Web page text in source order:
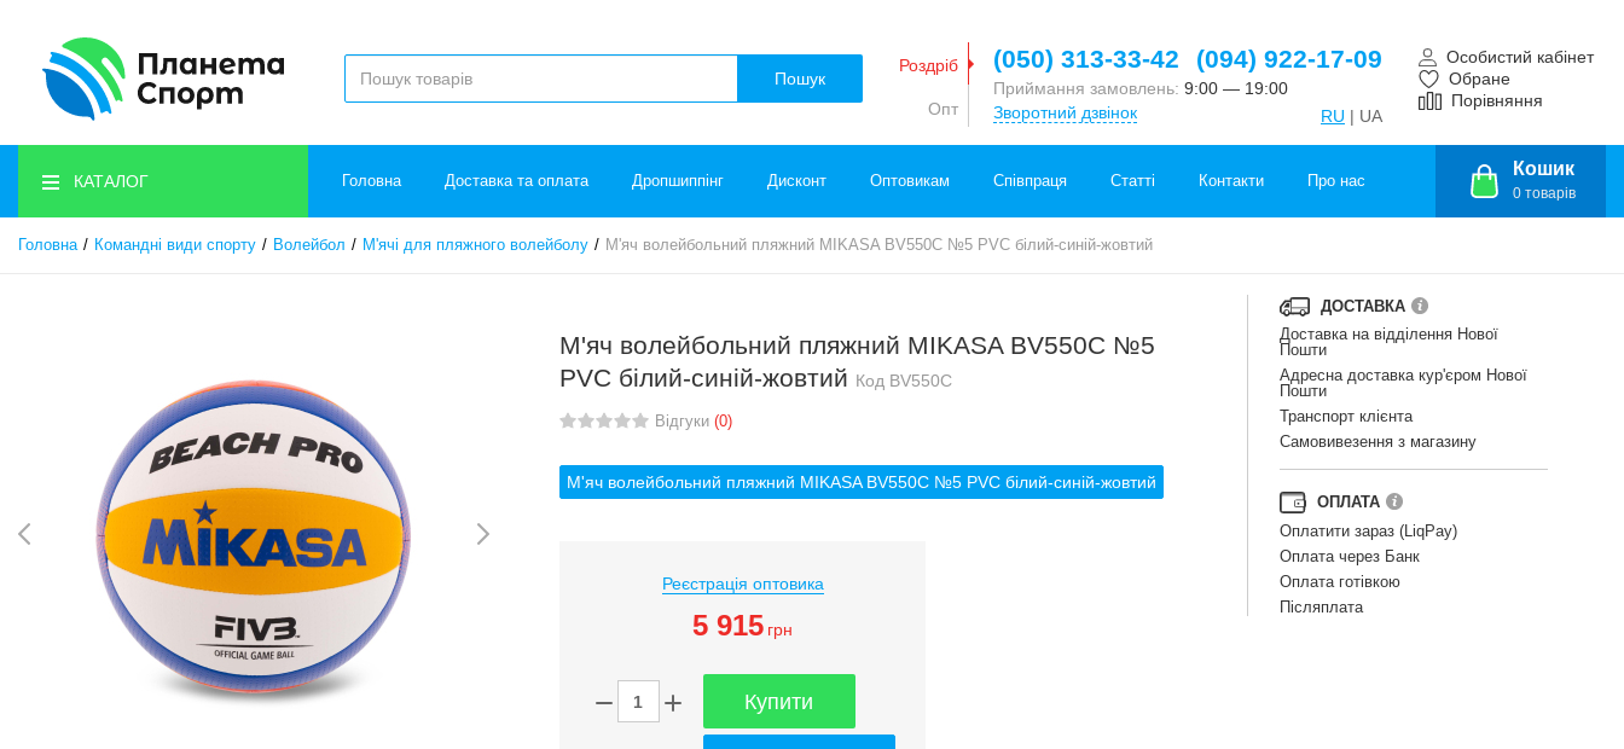
Пошук
Роздріб
Опт
(050) 313-33-42 (094) 922-17-09
Приймання замовлень: 9:00 — 19:00
Зворотний дзвінок
RU | UA
Особистий кабінет
Обране
Порівняння
КАТАЛОГ Головна Доставка та оплата Дропшиппінг Дисконт Оптовикам Співпраця Статті Контакти Про нас
Кошик
0 товарів
Головна Командні види спорту Волейбол М'ячі для пляжного волейболу М'яч волейбольний пляжний MIKASA BV550C №5 PVC білий-синій-жовтий
М'яч волейбольний пляжний MIKASA BV550C №5
PVC білий-синій-жовтий Код BV550C
Відгуки (0)
М'яч волейбольний пляжний MIKASA BV550C №5 PVC білий-синій-жовтий
Реєстрація оптовика
5 915 грн
Купити
ДОСТАВКА
Доставка на відділення Нової
Пошти
Адресна доставка кур'єром Нової
Пошти
Транспорт клієнта
Самовивезення з магазину
ОПЛАТА
Оплатити зараз (LiqPay)
Оплата через Банк
Оплата готівкою
Післяплата